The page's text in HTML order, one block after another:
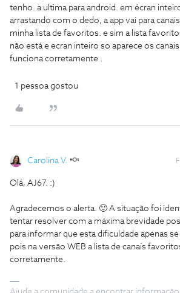
tenho. a ultima para android. em écran
arrastando com o dedo, a app vai para
minha lista de favoritos. e sim a lista
não está e ecran inteiro so aparece os
funciona corretamente .
1 pessoa gostou
Carolina V.
Olá, AJ67. :)
Agradecemos o alerta. 🙂 A situação foi
tentar resolver com a máxima brevidade
para informar que esta dificuldade apenas
pois na versão WEB a lista de canais
corretamente.